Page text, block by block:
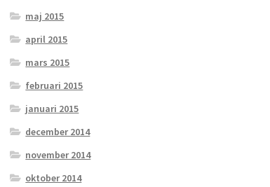
maj 2015
april 2015
mars 2015
februari 2015
januari 2015
december 2014
november 2014
oktober 2014